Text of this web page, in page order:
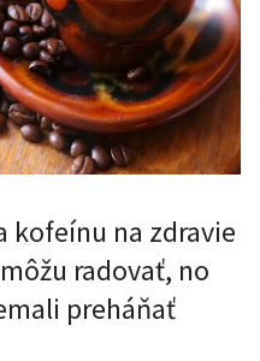
kofeínu na zdravie
radovať, no
preháňať